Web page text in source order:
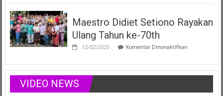
Elizabeth,
Anak
Sumsel
Siap
Ajang
Maestro Didiet Setiono Rayakan
Ulang Tahun ke-70th
12/02/2025 Komentar Dinonaktifkan
Rayakan
Tahun
VIDEO NEWS